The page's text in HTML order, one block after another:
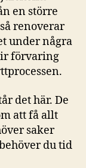
en större
renoverar
under några
förvaring
det här. De
att få allt
saker
du tid